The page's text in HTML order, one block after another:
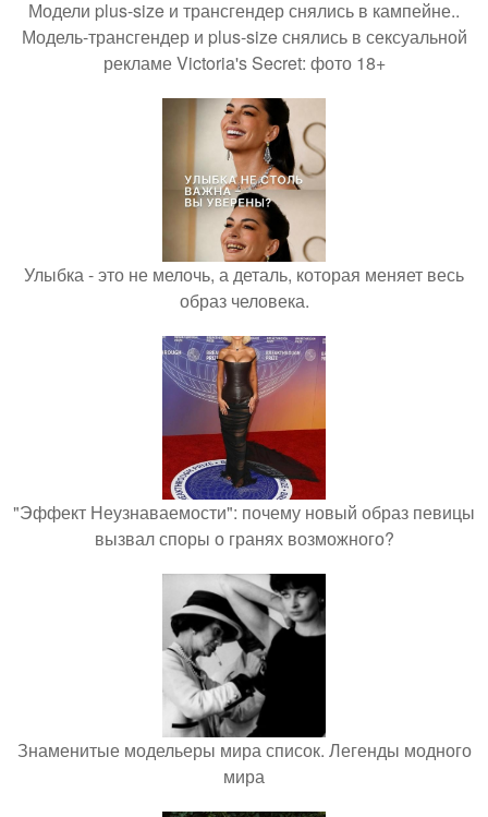
Модели plus-size и трансгендер снялись в кампейне..
Модель-трансгендер и plus-size снялись в сексуальной
рекламе Victoria's Secret: фото 18+
Улыбка - это не мелочь, а деталь, которая меняет весь
образ человека.
"Эффект Неузнаваемости": почему новый образ певицы
вызвал споры о гранях возможного?
Знаменитые модельеры мира список. Легенды модного
мира